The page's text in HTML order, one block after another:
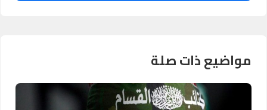
مواضيع ذات صلة